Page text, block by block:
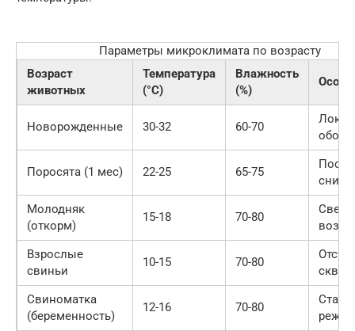
Параметры микроклимата по возрасту
Возраст
животных
Температура
(°C)
Влажность
(%)
Новорожденные 30-32 60-70
Поросята (1 мес) 22-25 65-75
Молодняк
(откорм)
15-18 70-80
Взрослые
свиньи
10-15 70-80
Свиноматка
(беременность)
12-16 70-80
режим